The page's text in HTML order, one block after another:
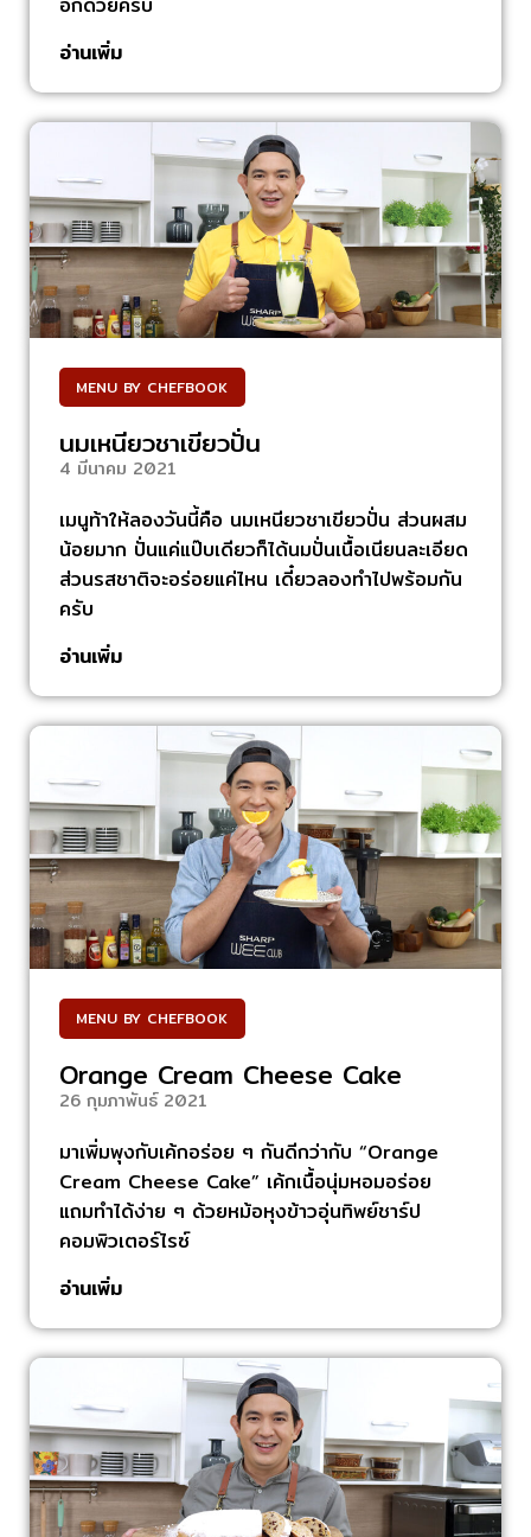
อ่านเพิ่ม
MENU BY CHEFBOOK
นมเหนียวชาเขียวปั่น
4 มีนาคม 2021
เมนูท้าให้ลองวันนี้คือ นมเหนียวชาเขียวปั่น ส่วนผสม
น้อยมาก ปั่นแค่แป๊บเดียวก็ได้นมปั่นเนื้อเนียนละเอียด
ส่วนรสชาติจะอร่อยแค่ไหน เดี๋ยวลองทำไปพร้อมกัน
ครับ
อ่านเพิ่ม
MENU BY CHEFBOOK
Orange Cream Cheese Cake
26 กุมภาพันธ์ 2021
มาเพิ่มพุงกับเค้กอร่อย ๆ กันดีกว่ากับ “Orange
Cream Cheese Cake” เค้กเนื้อนุ่มหอมอร่อย
แถมทำได้ง่าย ๆ ด้วยหม้อหุงข้าวอุ่นทิพย์ชาร์ป
คอมพิวเตอร์ไรซ์
อ่านเพิ่ม